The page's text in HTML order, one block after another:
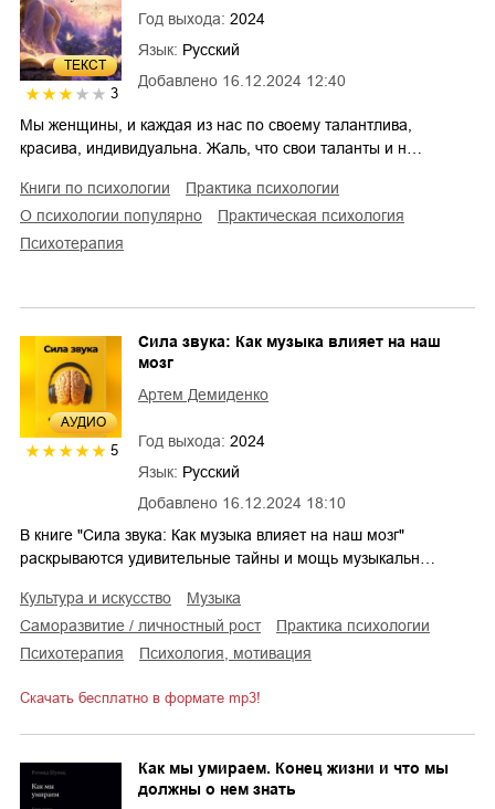
ТЕКСТ
3
Добавлено 16.12.2024 12:40
Год выхода: 2024
Язык: Русский
Мы женщины, и каждая из нас по своему талантлива,
красива, индивидуальна. Жаль, что свои таланты и н…
книги по психологии
практика психологии
о психологии популярно
практическая психология
психотерапия
AУДИО
5
Добавлено 16.12.2024 18:10
Сила звука: Как музыка влияет на наш
мозг
Артем Демиденко
Год выхода: 2024
Язык: Русский
В книге "Сила звука: Как музыка влияет на наш мозг"
раскрываются удивительные тайны и мощь музыкальн…
культура и искусство
музыка
саморазвитие / личностный рост
практика психологии
психотерапия
психология, мотивация
Скачать бесплатно в формате mp3!
Как мы умираем. Конец жизни и что мы
должны о нем знать